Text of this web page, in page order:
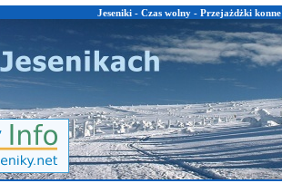
Jeseniki - Czas wolny - Przejażdżki konne